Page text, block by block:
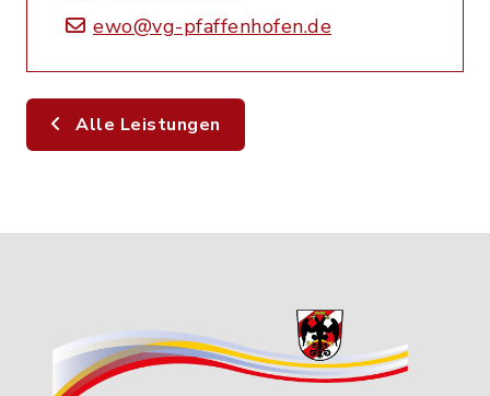
ewo@vg-pfaffenhofen.de
Alle Leistungen